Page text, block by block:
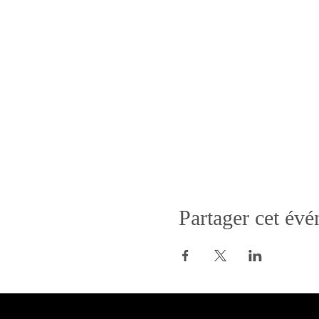
Partager cet